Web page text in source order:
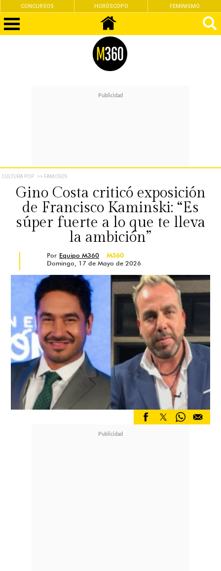
CONCURSOS HORÓSCOPO FEMINISMO
CULTURA POP >> FAMOSOS
Gino Costa criticó exposición
de Francisco Kaminski: “Es
súper fuerte a lo que te lleva
la ambición”
Por Equipo M360
M360
Domingo, 17 de Mayo de 2026